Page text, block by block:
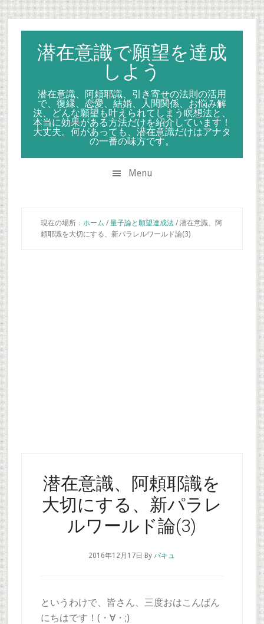
Skip
to
secondary
menu
Skip
to
main
content
Skip
to
primary
sidebar
潜在意識で願望を達成
しよう
潜在意識、阿頼耶識、引き寄せの法則の活用
で、復縁、恋愛、結婚、人間関係、お悩み解
決、どんな願望も叶えられてしまう瞑想法と、
本当に効果がある方法だけを紹介しています！
大丈夫。何があっても、潜在意識だけはアナタ
の一番の味方です。
Menu
現在の場所： ホーム / 量子論と願望達成法 /潜在意識、阿
頼耶識を大切にする、新パラレルワールド論(3)
潜在意識、阿頼耶識を
大切にする、新パラレ
ルワールド論(3)
2016年12月17日 Byバキュ
というわけで、皆さん、三度おはこんばん
にちはです！(・∀・;)